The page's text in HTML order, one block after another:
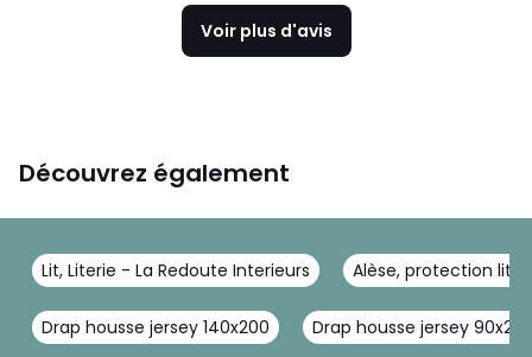
Voir plus d'avis
Découvrez également
Lit, Literie - La Redoute Interieurs Alèse, protection
Drap housse jersey 140x200 Drap housse jersey